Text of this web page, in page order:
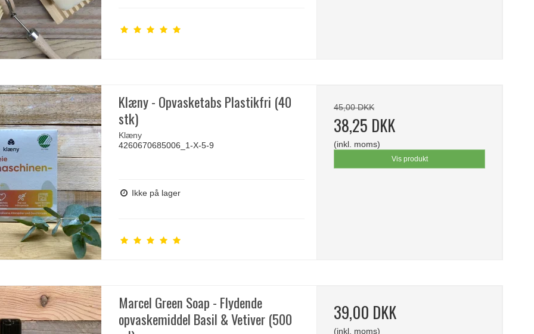
Klæny - Opvasketabs Plastikfri (40
stk)
Klæny
4260670685006_1-X-5-9
Ikke på lager
45,00 DKK
38,25 DKK
(inkl. moms)
Vis produkt
Marcel Green Soap - Flydende
opvaskemiddel Basil & Vetiver (500
39,00 DKK
(inkl. moms)